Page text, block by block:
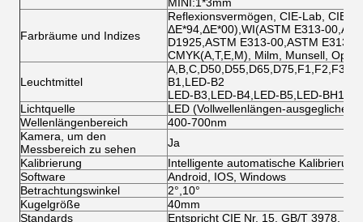
MINI:1*3mm
Farbräume und Indizes
Reflexionsvermögen, CIE-Lab, CIE-
ΔE*94,ΔE*00),WI(ASTM E313-
D1925,ASTM E313-00,ASTM E313-
CMYK(A,T,E,M), Milm, Munsell,
Leuchtmittel
B1,LED-B2
LED-B3,LED-B4,LED-B5,LED-
Lichtquelle
LED (Vollwellenlängen-
Wellenlängenbereich
400-700nm
Kamera, um den
Messbereich zu sehen
Ja
Kalibrierung
Intelligente automatische Kalibrierung
Software
Android, IOS, Windows
Betrachtungswinkel
2°,10°
Kugelgröße
40mm
Standards
Entspricht CIE Nr. 15, GB/T 3978,